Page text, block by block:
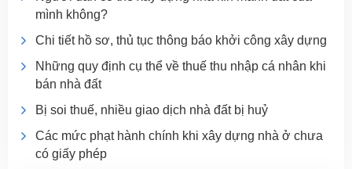
mình không?
Chi tiết hồ sơ, thủ tục thông báo khởi công xây dựng
Những quy định cụ thể về thuế thu nhập cá nhân khi
bán nhà đất
Bị soi thuế, nhiều giao dịch nhà đất bị huỷ
Các mức phạt hành chính khi xây dựng nhà ở chưa
có giấy phép